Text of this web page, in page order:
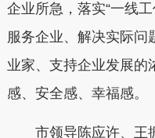
企业所急，落实“一线
服务企业、解决实际问
业家、支持企业发展的
感、安全感、幸福感。
市领导陈应许、王